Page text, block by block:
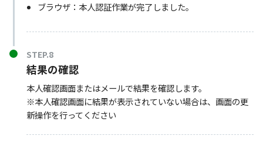
ブラウザ：本人認証作業が完了しました。
STEP.8
結果の確認
本人確認画面またはメールで結果を確認します。
※本人確認画面に結果が表示されていない場合は、画面の更
新操作を行ってください